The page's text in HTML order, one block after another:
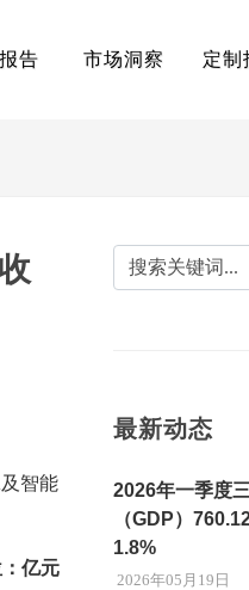
告 市场洞察 定制
智能
亿元
最新动态
2026年一季度
（GDP）
1.8%
2026年05月19日